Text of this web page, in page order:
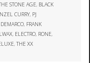
STONE AGE, BLACK
CURRY, PJ
, FRANK
, ELECTRO, RONE,
,THE XX